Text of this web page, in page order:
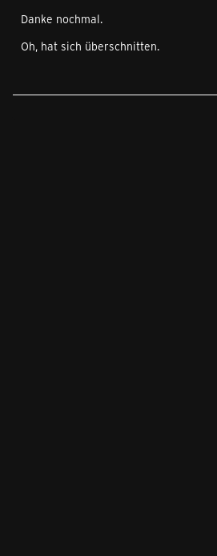
Danke nochmal.
Oh, hat sich überschnitten.